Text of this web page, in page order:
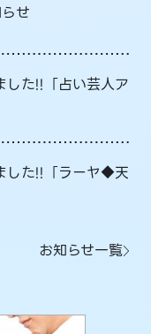
せ
した!!「占い芸人ア
した!!「ラーヤ◆天
お知らせ一覧